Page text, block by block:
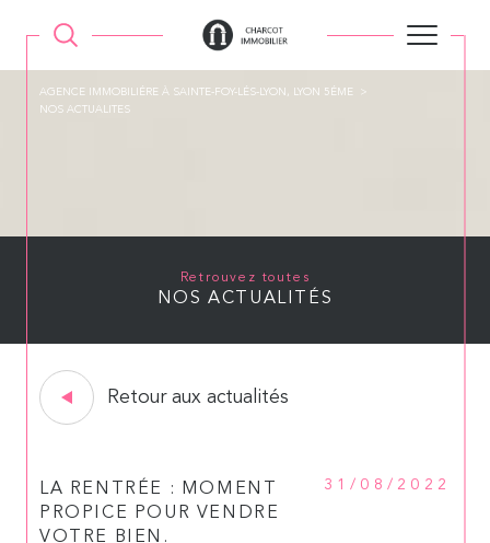
AGENCE IMMOBILIÉRE À SAINTE-FOY-LÉS-LYON, LYON 5ÉME
NOS ACTUALITES
Retrouvez toutes
NOS ACTUALITÉS
Retour aux actualités
LA RENTRÉE : MOMENT
PROPICE POUR VENDRE
VOTRE BIEN.
31/08/2022